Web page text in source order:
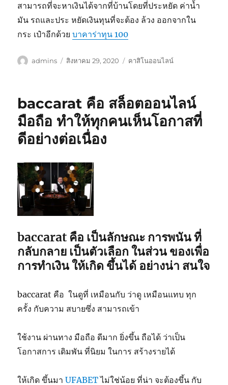
สามารถที่จะหาเงินได้จากที่บ้านโดยที่ประหยัด ค่าน้ำ
มัน รถและประ หยัดเงินทุนที่จะต้อง ล้วง ออกจากใน
กระ เป๋าอีกด้วยบาคาร่าทุน 100
ผู้
admins
เขียน
สิงหาคม 29, 2020
หมวด
คาสิโนออนไลน์
baccarat คือ สล็อตออนไลน์
มือถือ ทำให้ทุกคนเห็นโอกาสที่
ดีอย่างต่อเนื่อง
baccarat คือ เป็นลักษณะ การพนัน ที่
กลับกลาย เป็นตัวเลือก ในส่วน ของเพื่อ
การทำเงิน ให้เกิด ขึ้นได้ อย่างน่า สนใจ
baccarat คือ ในดูที่ เหมือนกับ ว่าดู เหมือนแทบ ทุก
ครั้ง กับความ สบายซึ่ง สามารถเข้า
ใช้งาน ผ่านทาง มือถือ ดีมาก ยิ่งขึ้น ถือได้ ว่าเป็น
โอกาสการ เดิมพัน ที่นิยม ในการ สร้างรายได้
ให้เกิด ขึ้นมาUFABETไม่ใช่น้อย ที่น่า จะต้องขึ้น กับ